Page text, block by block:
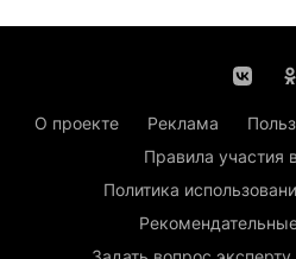
О проекте Реклама
Правила участия
Политика